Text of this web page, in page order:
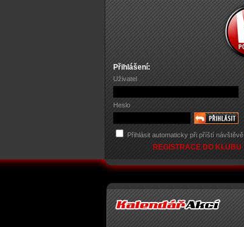
Přihlášení:
Uživatel
Heslo
Přihlásit automaticky při příští návštěvě
REGISTRACE DO KLUBU